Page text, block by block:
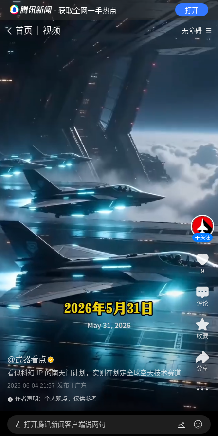
· 获取全网一手热点 打开
首页 视频 无障碍
@武器看点
看似科幻 IP 的南天门计划，实则在划定全球空天技术赛道
2026-06-04 21:57 发布于广东
作者声明：个人观点，仅供参考
关注
9
评论
收藏
分享
打开腾讯新闻客户端说两句